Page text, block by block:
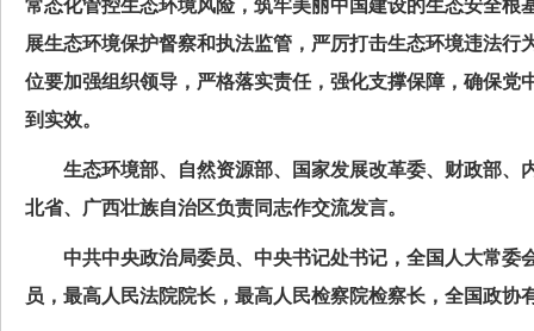
常态化管控生态环境风险，筑牢美丽中国建设的生态安全根
展生态环境保护督察和执法监管，严厉打击生态环境违法行
位要加强组织领导，严格落实责任，强化支撑保障，确保党
到实效。
生态环境部、自然资源部、国家发展改革委、财政部、
北省、广西壮族自治区负责同志作交流发言。
中共中央政治局委员、中央书记处书记，全国人大常委
员，最高人民法院院长，最高人民检察院检察长，全国政协